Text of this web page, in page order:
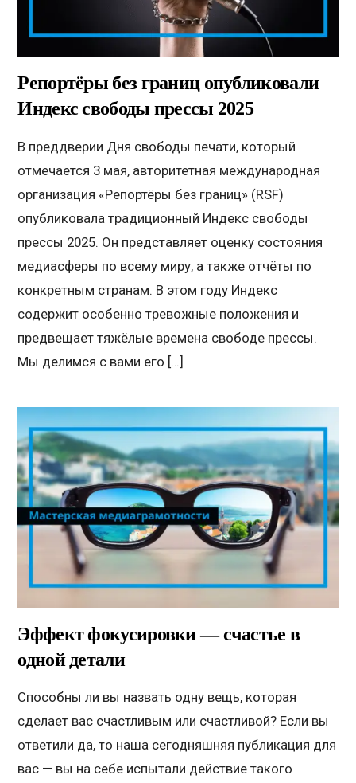
Репортёры без границ опубликовали
Индекс свободы прессы 2025
В преддверии Дня свободы печати, который
отмечается 3 мая, авторитетная международная
организация «Репортёры без границ» (RSF)
опубликовала традиционный Индекс свободы
прессы 2025. Он представляет оценку состояния
медиасферы по всему миру, а также отчёты по
конкретным странам. В этом году Индекс
содержит особенно тревожные положения и
предвещает тяжёлые времена свободе прессы.
Мы делимся с вами его […]
Эффект фокусировки — счастье в
одной детали
Способны ли вы назвать одну вещь, которая
сделает вас счастливым или счастливой? Если вы
ответили да, то наша сегодняшняя публикация для
вас — вы на себе испытали действие такого